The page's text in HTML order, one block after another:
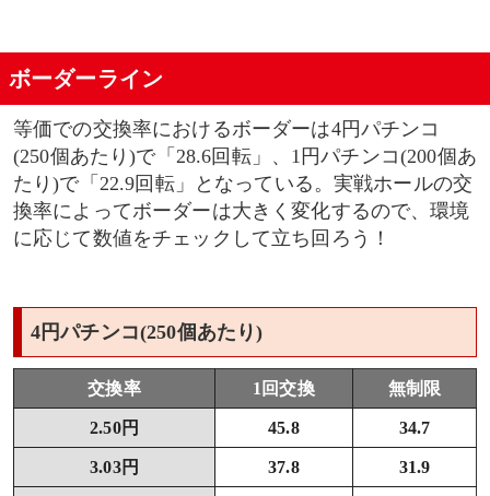
ボーダーライン
等価での交換率におけるボーダーは4円パチンコ
(250個あたり)で「28.6回転」、1円パチンコ(200個あ
たり)で「22.9回転」となっている。実戦ホールの交
換率によってボーダーは大きく変化するので、環境
に応じて数値をチェックして立ち回ろう！
4円パチンコ(250個あたり)
交換率 1回交換 無制限
2.50円 45.8 34.7
3.03円 37.8 31.9